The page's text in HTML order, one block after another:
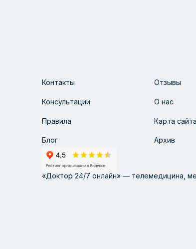
Контакты Отзывы
Консультации О нас
Правила Карта сайта
Блог Архив
«Доктор 24/7 онлайн» — телемедицина,